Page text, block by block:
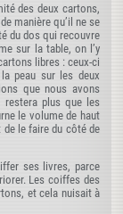
des deux cartons,
manière qu’il ne se
du dos qui recouvre
sur la table, on l’y
libres : ceux-ci
peau sur les deux
que nous avons
plus que les
le volume de haut
de le faire du côté de
ses livres, parce
Les coiffes des
et cela nuisait à